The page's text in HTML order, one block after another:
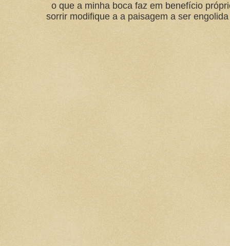
o que a minha boca faz em benefício
sorrir modifique a a paisagem a ser